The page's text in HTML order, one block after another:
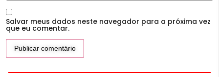
Salvar meus dados neste navegador para a próxima vez
que eu comentar.